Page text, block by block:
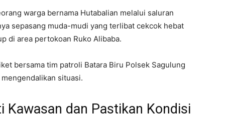
warga bernama Hutabalian melalui saluran
sepasang muda-mudi yang terlibat cekcok hebat
di area pertokoan Ruko Alibaba.
bersama tim patroli Batara Biru Polsek Sagulung
situasi.
Kawasan dan Pastikan Kondisi